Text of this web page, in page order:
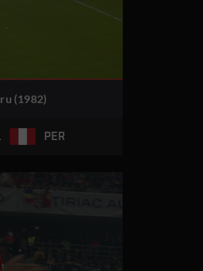
(1982)
PER